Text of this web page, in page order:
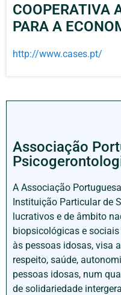
COOPERATIVA
PARA A
http://www.cases.pt/
Associação
A Associação
Instituição Particular de
lucrativos e de âmbito
biopsicológicas e
às pessoas idosas, visa
respeito, saúde,
pessoas idosas, num
de solidariedade